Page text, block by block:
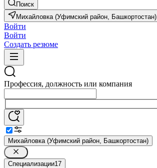
Поиск
Михайловка (Уфимский район, Башкортостан)
Войти
Войти
Создать резюме
Профессия, должность или компания
Михайловка (Уфимский район, Башкортостан)
Специализации17